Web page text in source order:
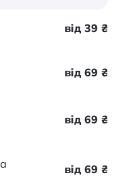
від 39 ₴
від 69 ₴
від 69 ₴
від 69 ₴